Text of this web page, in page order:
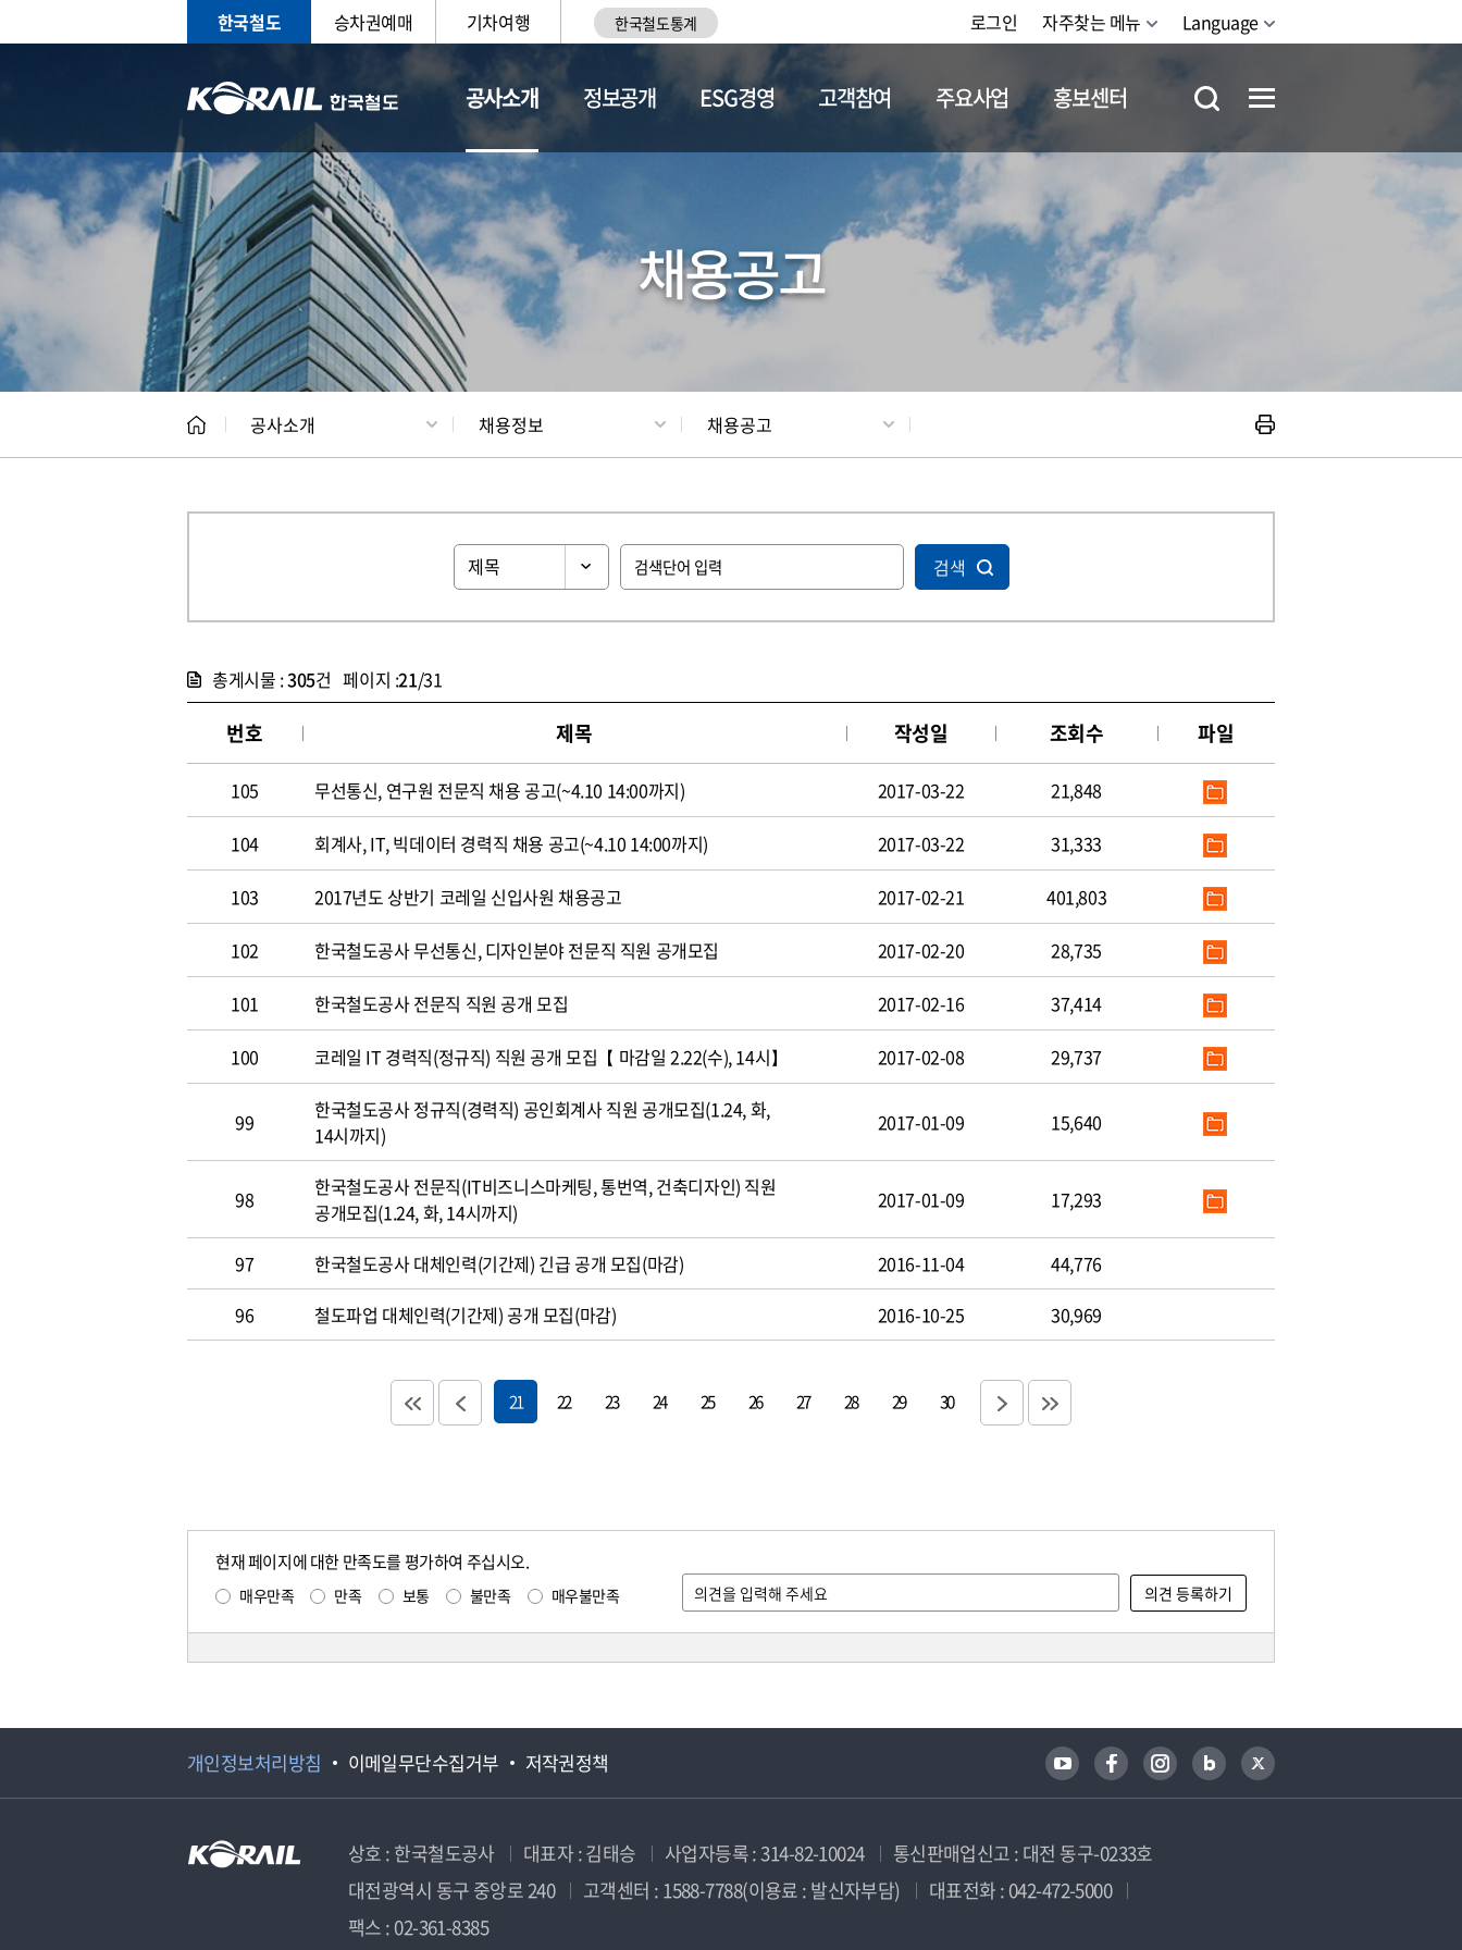
한국철도 승차권예매 기차여행 한국철도통계 로그인 자주찾는 메뉴 Language
공사소개
CEO 일반현황 채용정보
정보공개 ESG경영 고객참여 주요사업 홍보센터
채용공고
공사소개 채용정보 채용공고
검색
총게시물 :305건 페이지 :21/31
번호 제목 작성일 조회수 파일
105 무선통신, 연구원 전문직 채용 공고(~4.10 14:00까지) 2017-03-22 21,848
104 회계사, IT, 빅데이터 경력직 채용 공고(~4.10 14:00까지) 2017-03-22 31,333
103 2017년도 상반기 코레일 신입사원 채용공고 2017-02-21 401,803
102 한국철도공사 무선통신, 디자인분야 전문직 직원 공개모집 2017-02-20 28,735
101 한국철도공사 전문직 직원 공개 모집 2017-02-16 37,414
100 코레일 IT 경력직(정규직) 직원 공개 모집【 마감일 2.22(수), 14시】 2017-02-08 29,737
99
한국철도공사 정규직(경력직) 공인회계사 직원 공개모집(1.24, 화,
14시까지)
2017-01-09 15,640
98
한국철도공사 전문직(IT비즈니스마케팅, 통번역, 건축디자인) 직원
공개모집(1.24, 화, 14시까지)
2017-01-09 17,293
97 한국철도공사 대체인력(기간제) 긴급 공개 모집(마감) 2016-11-04
44,776
96
철도파업 대체인력(기간제) 공개 모집(마감) 2016-10-25 30,969
21 22 23 24 25 26 27 28 29 30
현재 페이지에 대한 만족도를 평가하여 주십시오.
매우만족 만족 보통 불만족 매우불만족
개인정보처리방침 이메일무단수집거부 저작권정책
상호 : 한국철도공사 대표자 : 김태승 사업자등록 : 314-82-10024
통신판매업신고 : 대전 동구-0233호
대전광역시 동구 중앙로 240
고객센터 : 1588-7788(이용료 : 발신자부담)
대표전화 : 042-472-5000
팩스 : 02-361-8385